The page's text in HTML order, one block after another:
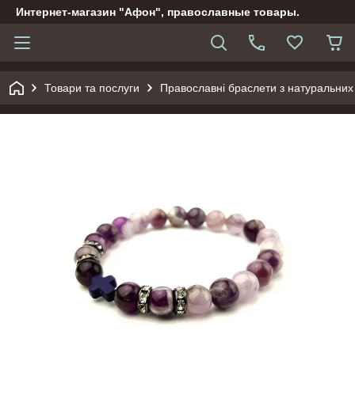
Интернет-магазин "Афон", православные товары.
Товари та послуги Православні браслети з натуральних